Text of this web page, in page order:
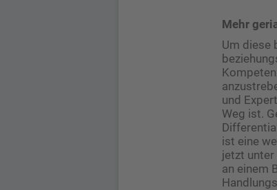
Mehr
Um diese
und
Weg ist.
ist eine
jetzt
an einem